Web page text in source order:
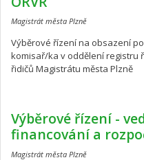
Magistrát města Plzně
Výběrové řízení na obsazení
komisař/ka v oddělení registru
řidičů Magistrátu města Plzně
Výběrové řízení -
financování a
Magistrát města Plzně